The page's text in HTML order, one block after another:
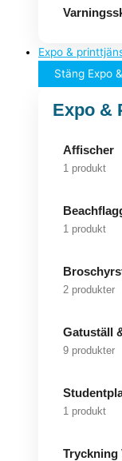
Expo &
Stäng Expo
Expo &
Affischer
1 produkt
1 produkt
2 produkter
Gatuställ
9 produkter
1 produkt
Tryckning